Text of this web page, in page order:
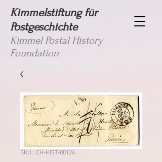
Kimmelstiftung für
Postgeschichte
Kimmel Postal History
Foundation
SKU : CH-HIST-00124